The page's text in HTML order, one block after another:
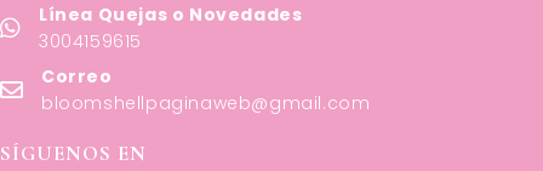
Línea Quejas o Novedades
3004159615
Correo
bloomshellpaginaweb@gmail.com
SÍGUENOS EN